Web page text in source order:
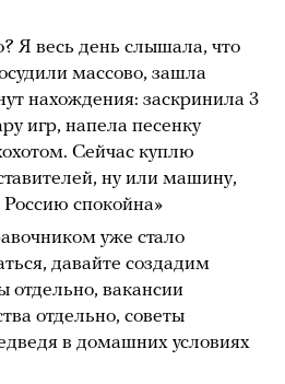
Я весь день слышала, что
массово, зашла
нахождения: заскринила 3
игр, напела песенку
Сейчас куплю
ну или машину,
спокойна»
уже стало
давайте создадим
отдельно, вакансии
отдельно, советы
в домашних условиях